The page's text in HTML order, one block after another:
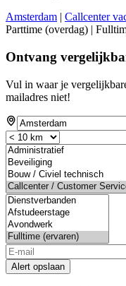
Amsterdam | Callcenter
Parttime (overdag) |
Ontvang
Vul in waar je
mailadres niet!
Alert opslaan